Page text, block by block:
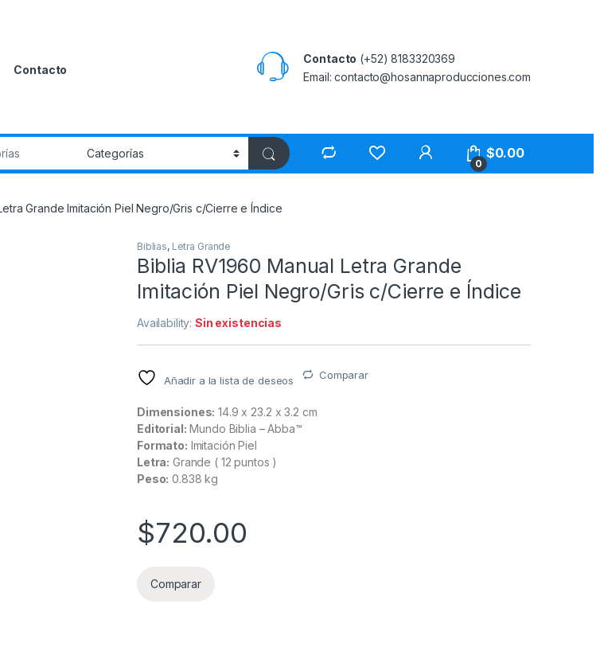
Contacto
Contacto (+52) 8183320369
Email: contacto@hosannaproducciones.com
0
$0.00
Grande Imitación Piel Negro/Gris c/Cierre e Índice
Biblias, Letra Grande
Biblia RV1960 Manual Letra Grande
Imitación Piel Negro/Gris c/Cierre e Índice
Availability:Sin existencias
Añadir a la lista de deseos Comparar
Dimensiones: 14.9 x 23.2 x 3.2 cm
Editorial: Mundo Biblia – Abba™
Formato: Imitación Piel
Letra: Grande ( 12 puntos )
Peso: 0.838 kg
$720.00
Comparar